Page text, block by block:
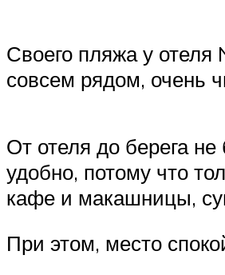
Своего пляжа у
совсем рядом, очень
От отеля до берега
удобно, потому что
кафе и макашницы,
При этом, место